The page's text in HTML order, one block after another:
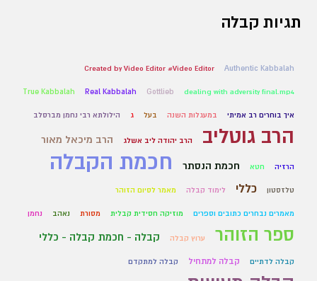
תגיות קבלה
Authentic Kabbalah
Created by Video Editor #Video Editor
dealing with adversity final.mp4
Gottlieb
Real Kabbalah
True Kabbalah
איך בוחרים רב אמיתי במעגלות השנה בעל ג הילולתא רבי נחמן מברסלב
הרב גוטליב הרב יהודה ליב אשלג הרב מיכאל מאור
הרזיה חטא חכמת הנסתר חכמת הקבלה
טלזסטון כללי לימוד קבלה מאמר לסיום הזוהר
מאמרים נבחרים כתובים וספרים מוזיקה חסידית קבלית מסורת נאהב נחמן
ספר הזוהר ערוץ קבלה קבלה - חכמת קבלה - כללי
קבלה לדתיים קבלה למתחיל קבלה למתקדם